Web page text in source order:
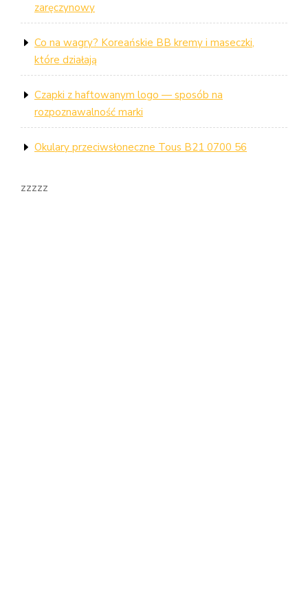
zaręczynowy
Co na wagry? Koreańskie BB kremy i maseczki,
które działają
Czapki z haftowanym logo — sposób na
rozpoznawalność marki
Okulary przeciwsłoneczne Tous B21 0700 56
zzzzz